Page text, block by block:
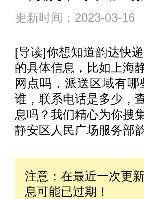
更新时间：2023-03-16
[导读]你想知道韵达快递
的具体信息，比如上海
网点吗，派送区域有
谁，联系电话是多少，
息吗？我们精心为你搜
静安区人民广场服务部
注意：在最近一次更
息可能已过期！